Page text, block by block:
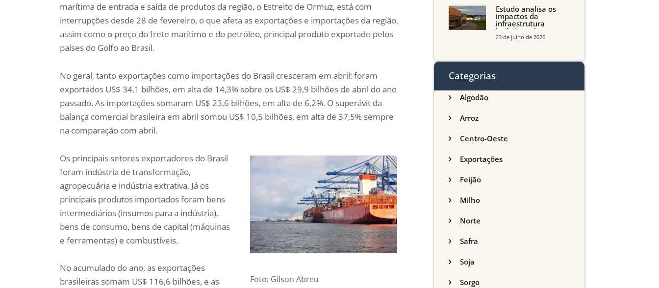
marítima de entrada e saída de produtos da região, o Estreito de Ormuz, está com
interrupções desde 28 de fevereiro, o que afeta as exportações e importações da região,
assim como o preço do frete marítimo e do petróleo, principal produto exportado pelos
países do Golfo ao Brasil.
No geral, tanto exportações como importações do Brasil cresceram em abril: foram
exportados US$ 34,1 bilhões, em alta de 14,3% sobre os US$ 29,9 bilhões de abril do ano
passado. As importações somaram US$ 23,6 bilhões, em alta de 6,2%. O superávit da
balança comercial brasileira em abril somou US$ 10,5 bilhões, em alta de 37,5% sempre
na comparação com abril.
Foto: Gilson Abreu
Os principais setores exportadores do Brasil
foram indústria de transformação,
agropecuária e indústria extrativa. Já os
principais produtos importados foram bens
intermediários (insumos para a indústria),
bens de consumo, bens de capital (máquinas
e ferramentas) e combustíveis.
No acumulado do ano, as exportações
brasileiras somam US$ 116,6 bilhões, e as
Estudo analisa os
impactos da
infraestrutura
logística sobre a
produção agrícola de
23 de julho de 2026
Categorias
Algodão
Arroz
Centro-Oeste
Exportações
Feijão
Milho
Norte
Safra
Soja
Sorgo